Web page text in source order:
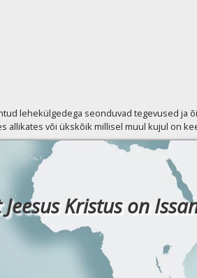
lehekülgedega seonduvad tegevused ja
allikates või ükskõik millisel muul kujul on
Kristus on